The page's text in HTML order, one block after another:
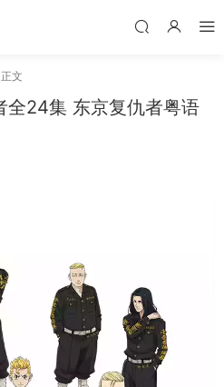
正文
全24集 东京复仇者粤语